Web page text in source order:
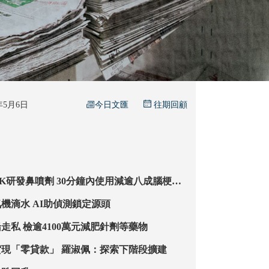
5月6日 今日文匯 往期回顧
內使用減逾八成腦梗死
食環署嚴打冷氣機滴水 AI助偵測鎖定源頭
海關偵破內河船走私 檢逾4100萬元減肥針劑等藥物
迪士尼樂園首實現「零貸款」 羅淑佩：探索下階段擴建